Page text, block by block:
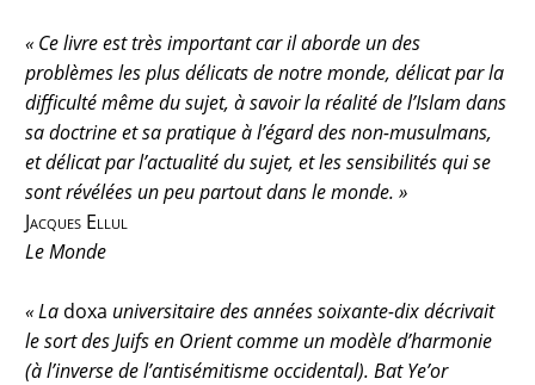
« Ce livre est très important car il aborde un des
problèmes les plus délicats de notre monde, délicat par la
difficulté même du sujet, à savoir la réalité de l’Islam dans
sa doctrine et sa pratique à l’égard des non-musulmans,
et délicat par l’actualité du sujet, et les sensibilités qui se
sont révélées un peu partout dans le monde. »
Jacques Ellul
Le Monde
« La doxa universitaire des années soixante-dix décrivait
le sort des Juifs en Orient comme un modèle d’harmonie
(à l’inverse de l’antisémitisme occidental). Bat Ye’or